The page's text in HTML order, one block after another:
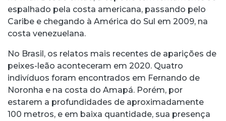
espalhado pela costa americana, passando pelo
Caribe e chegando à América do Sul em 2009, na
costa venezuelana.
No Brasil, os relatos mais recentes de aparições de
peixes-leão aconteceram em 2020. Quatro
indivíduos foram encontrados em Fernando de
Noronha e na costa do Amapá. Porém, por
estarem a profundidades de aproximadamente
100 metros, e em baixa quantidade, sua presença